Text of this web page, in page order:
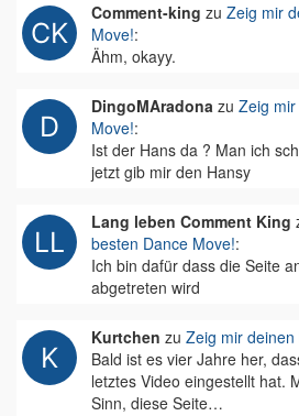
Comment-king zu Zeig mir
Move!:
Ähm, okayy.
DingoMAradona zu Zeig
Move!:
Ist der Hans da ? Man ich
jetzt gib mir den Hansy
Lang leben Comment King
besten Dance Move!:
Ich bin dafür dass die Seite
abgetreten wird
Kurtchen zu Zeig mir
Bald ist es vier Jahre her,
letztes Video eingestellt hat.
Sinn, diese Seite…